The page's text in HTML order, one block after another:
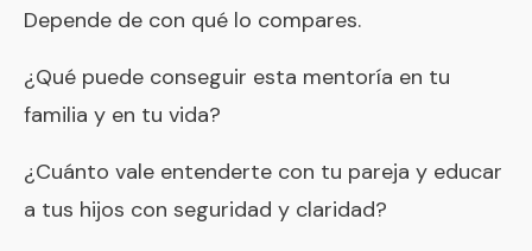
Depende de con qué lo compares.
¿Qué puede conseguir esta mentoría en tu
familia y en tu vida?
¿Cuánto vale entenderte con tu pareja y educar
a tus hijos con seguridad y claridad?